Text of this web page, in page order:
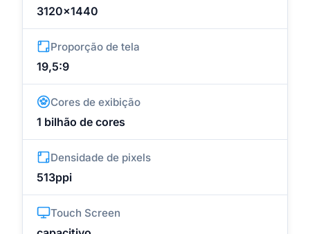
3120x1440
Proporção de tela
19,5:9
Cores de exibição
1 bilhão de cores
Densidade de pixels
513ppi
Touch Screen